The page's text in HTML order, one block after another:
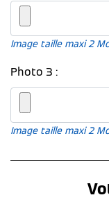
Image taille maxi 2
Photo 3 :
Image taille maxi 2